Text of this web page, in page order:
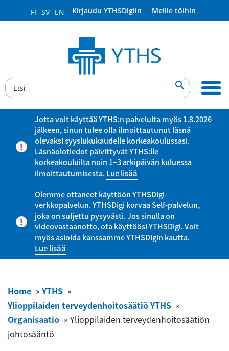
FI SV EN Kirjaudu YTHSDigiin Meille töihin

Jotta voit käyttää YTHS:n palveluita myös 1.8.2026
jälkeen, sinun tulee olla ilmoittautunut läsnä
olevaksi syyslukukaudelle korkeakoulussasi.
Läsnäolotiedot päivittyvät YTHS:lle
korkeakouluilta noin 1–3 arkipäivän kuluessa
ilmoittautumisesta.Lue lisää
Olemme ottaneet käyttöön YTHSDigi-
verkkopalvelun. YTHSDigi korvaa Self-palvelun,
joka on suljettu pysyvästi. Jos sinulla on
videovastaanotto, ota käyttöösi YTHSDigi. Voit
myös asioida kanssamme YTHSDigin kautta.
Lue lisää
Home » YTHS »
Ylioppilaiden terveydenhoitosäätiö YTHS »
Organisaatio » Ylioppilaiden terveydenhoitosäätiön
johtosääntö